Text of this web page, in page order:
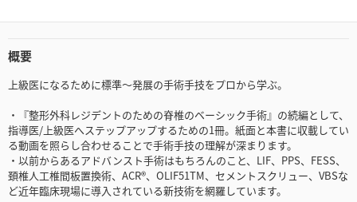
概要
上級医になるために標準～発展の手術手技をプロから学ぶ。
・『整形外科レジデントのための脊椎のベーシック手術』の続編として、
指導医/上級医へステップアップするための1冊。紙面と本書に収載してい
る動画を照らし合わせることで手術手技の理解が深まります。
・以前からあるアドバンスト手術はもちろんのこと、LIF、PPS、FESS、
頚椎人工椎間板置換術、ACR®、OLIF51TM、セメントスクリュー、VBSな
ど近年臨床現場に導入されている新技術を網羅しています。